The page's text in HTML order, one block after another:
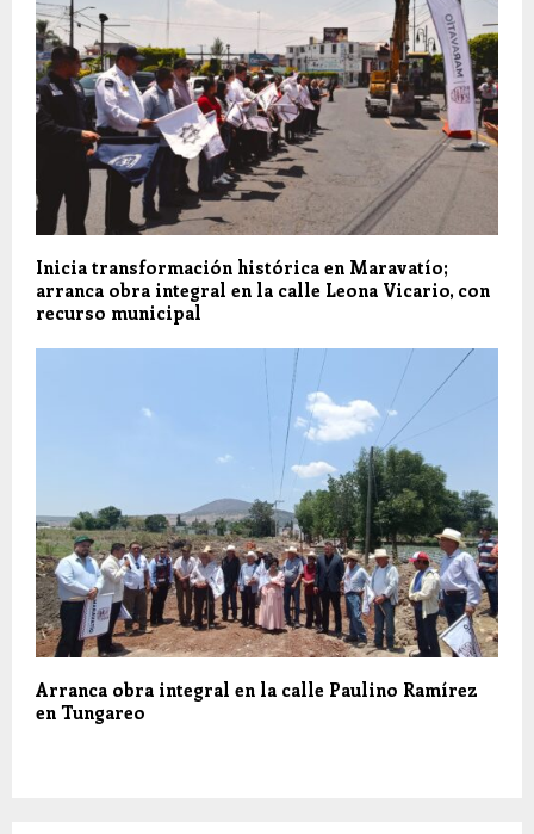
Inicia transformación histórica en Maravatío;
arranca obra integral en la calle Leona Vicario, con
recurso municipal
Arranca obra integral en la calle Paulino Ramírez
en Tungareo